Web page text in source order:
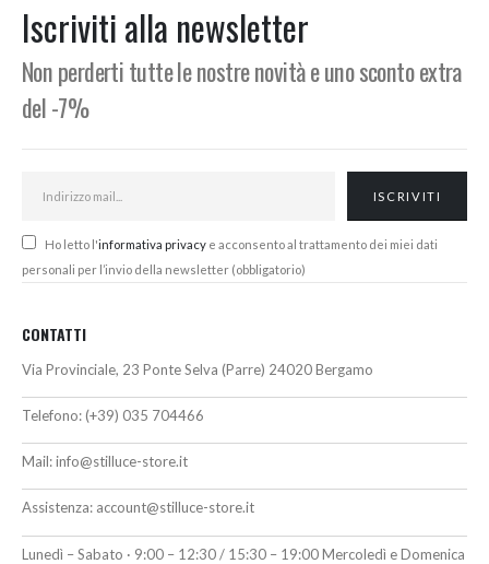
Iscriviti alla newsletter
Non perderti tutte le nostre novità e uno sconto extra
del -7%
Ho letto l'informativa privacy e acconsento al trattamento dei miei dati
personali per l’invio della newsletter (obbligatorio)
CONTATTI
Via Provinciale, 23 Ponte Selva (Parre) 24020 Bergamo
Telefono: (+39) 035 704466
Mail:info@stilluce-store.it
Assistenza: account@stilluce-store.it
Lunedì – Sabato · 9:00 – 12:30 / 15:30 – 19:00 Mercoledì e Domenica